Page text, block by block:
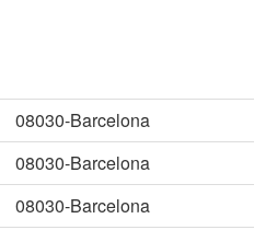
08030-Barcelona
08030-Barcelona
08030-Barcelona